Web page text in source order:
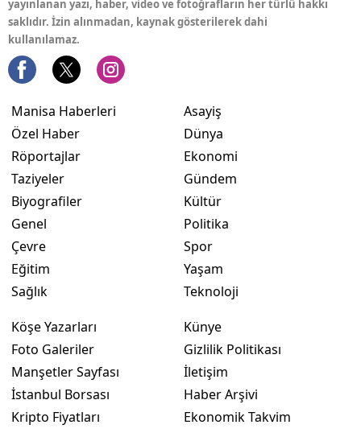
yayınlanan yazı, haber, video ve fotoğrafların her türlü hakkı
saklıdır. İzin alınmadan, kaynak gösterilerek dahi
kullanılamaz.
Manisa Haberleri
Özel Haber
Röportajlar
Taziyeler
Biyografiler
Genel
Çevre
Eğitim
Sağlık
Asayiş
Dünya
Ekonomi
Gündem
Kültür
Politika
Spor
Yaşam
Teknoloji
Köşe Yazarları
Foto Galeriler
Manşetler Sayfası
İstanbul Borsası
Kripto Fiyatları
Künye
Gizlilik Politikası
İletişim
Haber Arşivi
Ekonomik Takvim